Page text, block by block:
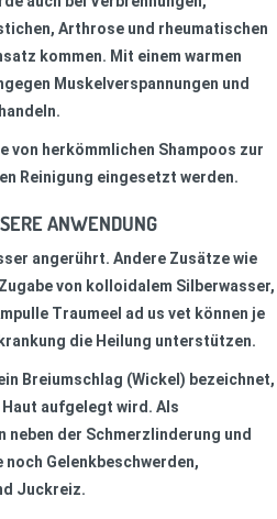
Arthrose und rheumatischen
kommen. Mit einem warmen
Muskelverspannungen und
von herkömmlichen Shampoos zur
Reinigung eingesetzt werden.
ANWENDUNG
angerührt. Andere Zusätze wie
von kolloidalem Silberwasser,
Traumeel ad us vet können je
die Heilung unterstützen.
Breiumschlag (Wickel) bezeichnet,
aufgelegt wird. Als
neben der Schmerzlinderung und
Gelenkbeschwerden,
Juckreiz.